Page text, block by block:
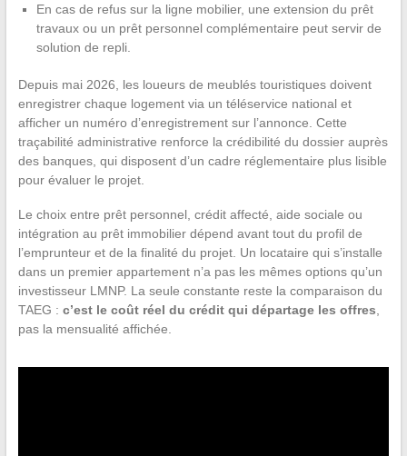
En cas de refus sur la ligne mobilier, une extension du prêt
travaux ou un prêt personnel complémentaire peut servir de
solution de repli.
Depuis mai 2026, les loueurs de meublés touristiques doivent
enregistrer chaque logement via un téléservice national et
afficher un numéro d’enregistrement sur l’annonce. Cette
traçabilité administrative renforce la crédibilité du dossier auprès
des banques, qui disposent d’un cadre réglementaire plus lisible
pour évaluer le projet.
Le choix entre prêt personnel, crédit affecté, aide sociale ou
intégration au prêt immobilier dépend avant tout du profil de
l’emprunteur et de la finalité du projet. Un locataire qui s’installe
dans un premier appartement n’a pas les mêmes options qu’un
investisseur LMNP. La seule constante reste la comparaison du
TAEG : c’est le coût réel du crédit qui départage les offres,
pas la mensualité affichée.